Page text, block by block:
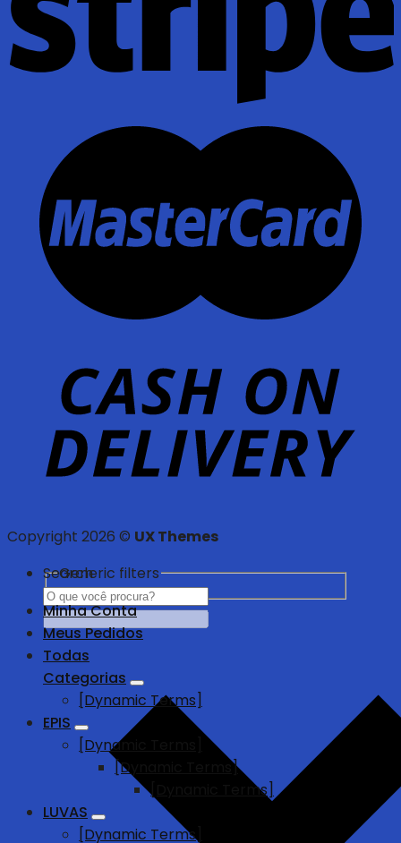
Copyright 2026 © UX Themes
Search
Generic filters
Minha Conta
Meus Pedidos
Todas
Categorias
[Dynamic Terms]
EPIS
[Dynamic Terms]
[Dynamic Terms]
[Dynamic Terms]
LUVAS
[Dynamic Terms]